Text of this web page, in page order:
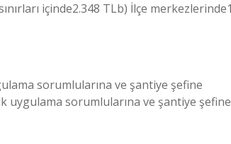
içinde2.348 TLb) İlçe
sorumlularına ve şantiye şefine
uygulama sorumlularına ve şantiye şefine